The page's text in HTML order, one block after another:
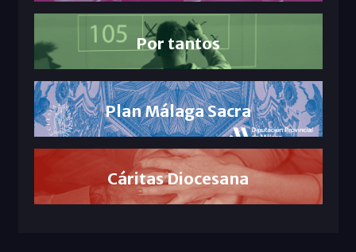
Por tantos
Plan Málaga Sacra
Cáritas Diocesana